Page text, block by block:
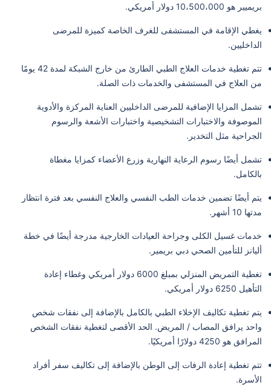
بريميير هو 10،500،000 دولار أمريكي.
يغطي الإقامة في المستشفى للغرف الخاصة كميزة للمرضى
الداخليين.
تتم تغطية خدمات العلاج الطبي الطارئ من خارج الشبكة لمدة 42 يومًا
من العلاج في المستشفى والخدمات ذات الصلة.
تشمل المزايا الإضافية للمرضى الداخليين العناية المركزة والأدوية
الموصوفة والاختبارات التشخيصية واختبارات الأشعة والرسوم
الجراحية مثل التخدير.
تشمل أيضًا رسوم الرعاية النهارية وزرع الأعضاء كمزايا مغطاة
بالكامل.
يتم أيضًا تضمين خدمات الطب النفسي والعلاج النفسي بعد فترة انتظار
مدتها 10 أشهر.
خدمات غسيل الكلى وجراحة العيادات الخارجية مدرجة أيضًا في خطة
أليانز للتأمين الصحي دبي بريمير.
تغطية التمريض المنزلي بمبلغ 6000 دولار أمريكي وغطاء إعادة
التأهيل 6250 دولار أمريكي.
يتم تغطية تكاليف الإخلاء الطبي بالكامل بالإضافة إلى نفقات شخص
واحد يرافق المصاب / المريض. الحد الأقصى لتغطية نفقات الشخص
المرافق هو 4250 دولارًا أمريكيًا.
تتم تغطية إعادة الرفات إلى الوطن بالإضافة إلى تكاليف سفر أفراد
الأسرة.